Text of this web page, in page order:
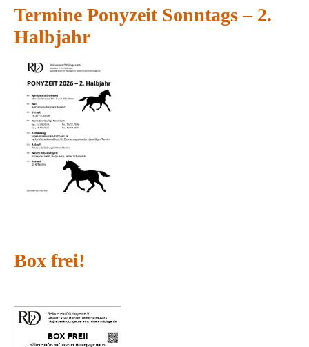
Termine Ponyzeit Sonntags – 2.
Halbjahr
Box frei!